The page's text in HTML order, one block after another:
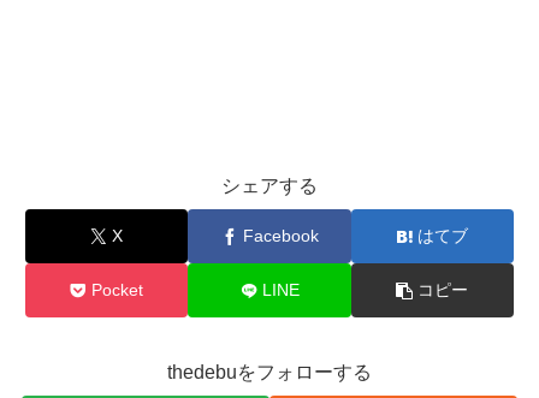
シェアする
X Facebook はてブ
Pocket LINE コピー
thedebuをフォローする